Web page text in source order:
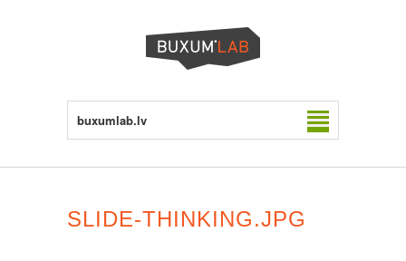
buxumlab.lv
SLIDE-THINKING.JPG